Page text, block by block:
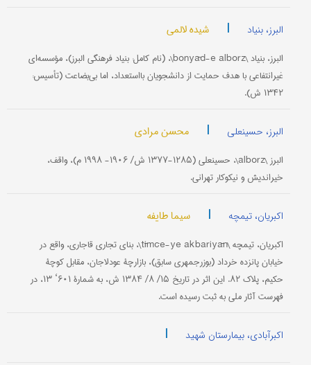
البرز، بنیاد | شیده لالمی
البرز، بنیاد \bonyād-e alborz\، (نام کامل: بنیاد فرهنگی البرز)، مؤسسه‌ای
غیرانتفاعی با هدف حمایت از دانشجویان با‌استعداد، اما بی‌بضاعت (تأسیس:
۱۳۴۲ ش).
البرز، حسینعلی | محسن مرادی
البرز \alborz\، حسینعلی (۱۲۸۵-۱۳۷۷ ش/ ۱۹۰۶- ۱۹۹۸ م)، واقف،
خیراندیش و نیکوکار تهرانی.
اکبریان، تیمچه | سیما طایفه
اکبریان، تیمچه \tīmče-ye akbariyān\، بنای تجاری قاجاری، واقع در
خیابان پانزده خرداد (بوزرجمهری سابق)، بازارچۀ عودلاجان، مقابل کوچۀ
حکیم، پلاک ۸۲. این اثر در تاریخ ۱۵/ ۸/ ۱۳۸۴ ش، به شمارۀ ۶۰۱‘ ۱۳، در
فهرست آثار ملی به ثبت رسیده است.
اکبرآبادی، بیمارستان شهید |